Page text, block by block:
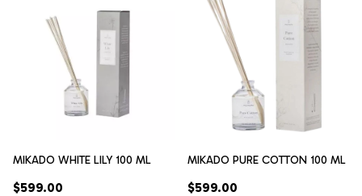
MIKADO WHITE LILY 100 ML
$599.00
MIKADO PURE COTTON 100 ML
$599.00